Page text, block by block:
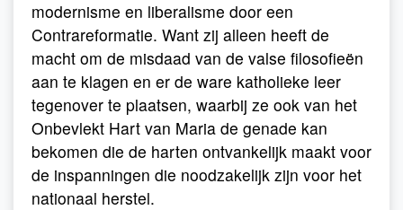
modernisme en liberalisme door een
Contrareformatie. Want zij alleen heeft de
macht om de misdaad van de valse filosofieën
aan te klagen en er de ware katholieke leer
tegenover te plaatsen, waarbij ze ook van het
Onbevlekt Hart van Maria de genade kan
bekomen die de harten ontvankelijk maakt voor
de inspanningen die noodzakelijk zijn voor het
nationaal herstel.